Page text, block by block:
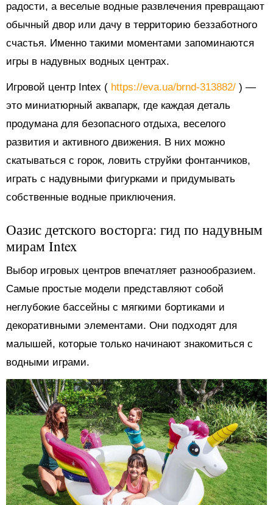
радости, а веселые водные развлечения превращают
обычный двор или дачу в территорию беззаботного
счастья. Именно такими моментами запоминаются
игры в надувных водных центрах.
Игровой центр Intex ( https://eva.ua/brnd-313882/ ) —
это миниатюрный аквапарк, где каждая деталь
продумана для безопасного отдыха, веселого
развития и активного движения. В них можно
скатываться с горок, ловить струйки фонтанчиков,
играть с надувными фигурками и придумывать
собственные водные приключения.
Оазис детского восторга: гид по надувным
мирам Intex
Выбор игровых центров впечатляет разнообразием.
Самые простые модели представляют собой
неглубокие бассейны с мягкими бортиками и
декоративными элементами. Они подходят для
малышей, которые только начинают знакомиться с
водными играми.